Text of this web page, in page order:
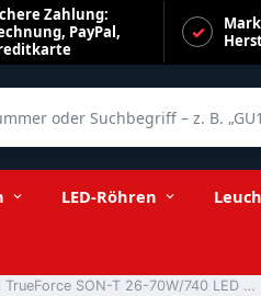
Zahlung:
PayPal,
LED-Röhren
Philips Core LEDroad TrueForce SON-T 26-70W/740 LED E27 4500lm kaltweiß
70W/740 LED E27 4500lm